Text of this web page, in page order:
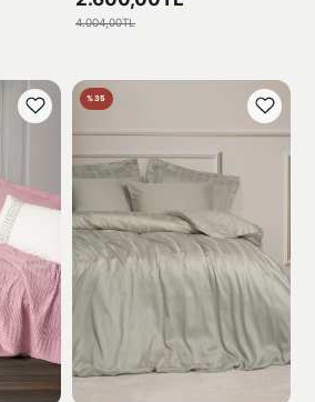
4.004,00TL
%35